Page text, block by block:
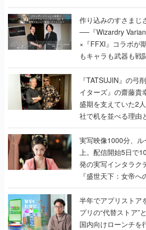
作り込みのすさまじ
──『Wizardry
×『FFXI』コラボが
もキャラも武器も戦
で作り込まれた理由
く
『TATSUJIN』の弓
イターズ』の齋藤
盛期を支えていた2
社で机を並べる理由
『TATSUJIN
んだレジェンド2人
実写映像1000分、
上。配信開始5日で
発の実写インタラク
『盛世天下：女帝
うこだわりをプロデ
半年でアプリストアをオー
プリの“代替ストア”
国内向けローンチを